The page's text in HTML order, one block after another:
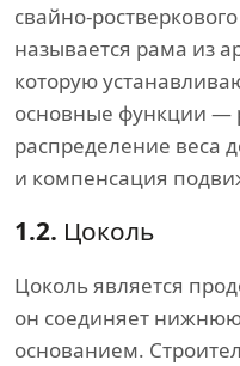
свайно-
называется рама из
которую
основные функции —
распределение веса
и компенсация
1.2. Цоколь
Цоколь является
он соединяет нижнюю
основанием.